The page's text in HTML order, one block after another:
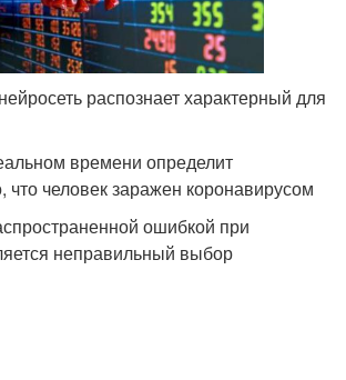
распознает характерный для
времени определит
что человек заражен коронавирусом
ошибкой при
неправильный выбор